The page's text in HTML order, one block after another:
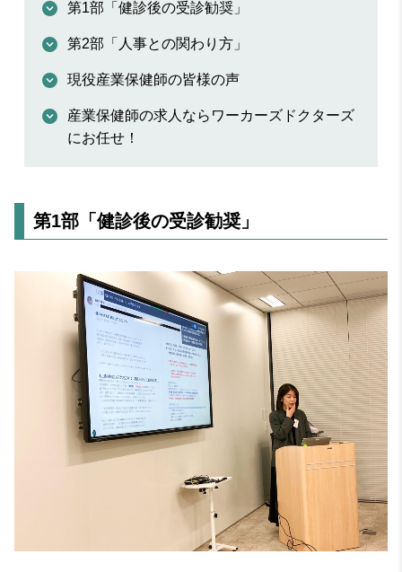
第1部「健診後の受診勧奨」
第2部「人事との関わり方」
現役産業保健師の皆様の声
産業保健師の求人ならワーカーズドクターズ
にお任せ！
第1部「健診後の受診勧奨」